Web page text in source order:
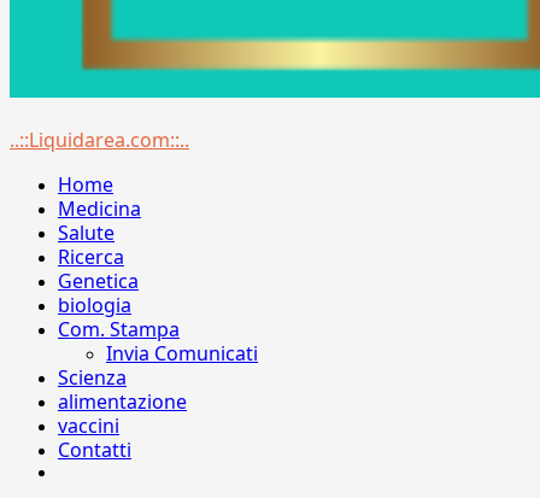
Menu
..::Liquidarea.com::..
Home
Medicina
Salute
Ricerca
Genetica
biologia
Com. Stampa
Invia Comunicati
Scienza
alimentazione
vaccini
Contatti